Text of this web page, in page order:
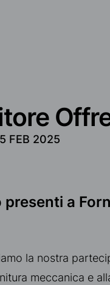
FEB 2025
presenti a
la nostra
meccanica e